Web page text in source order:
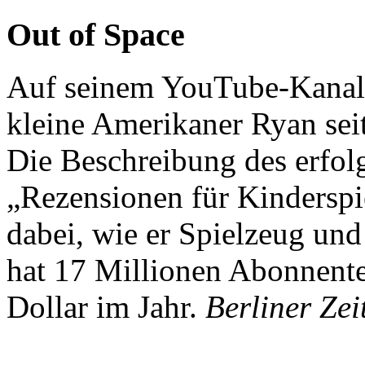
Out of Space
Auf seinem YouTube-
kleine Amerikaner Ryan
Die Beschreibung des
„Rezensionen für
dabei, wie er Spielzeug
hat 17 Millionen
Dollar im Jahr. Berliner